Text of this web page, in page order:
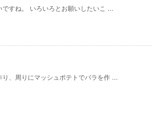
すね。 いろいろとお願いしたいこ ...
、周りにマッシュポテトでバラを作 ...